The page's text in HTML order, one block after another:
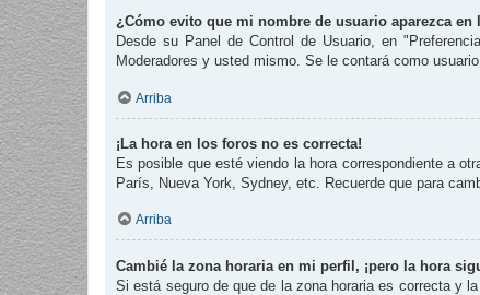
¿Cómo evito que mi nombre de usuario aparezca
Desde su Panel de Control de Usuario, en
Moderadores y usted mismo. Se le contará como
Arriba
¡La hora en los foros no es correcta!
Es posible que esté viendo la hora correspondiente a
París, Nueva York, Sydney, etc. Recuerde que para
Arriba
Cambié la zona horaria en mi perfil, ¡pero la hora
Si está seguro de que de la zona horaria es correcta y